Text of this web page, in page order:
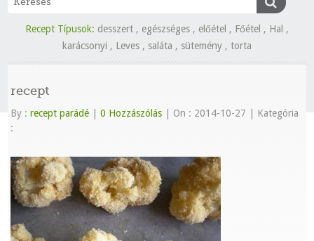
Recept Típusok: desszert , egészséges , előétel , Főétel , Hal ,
karácsonyi , Leves , saláta , sütemény , torta
recept
By :recept parádé 0 Hozzászólás On : 2014-10-27
Kategória
: